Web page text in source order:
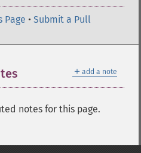
Page • Submit a Pull
＋ add a note
notes for this page.